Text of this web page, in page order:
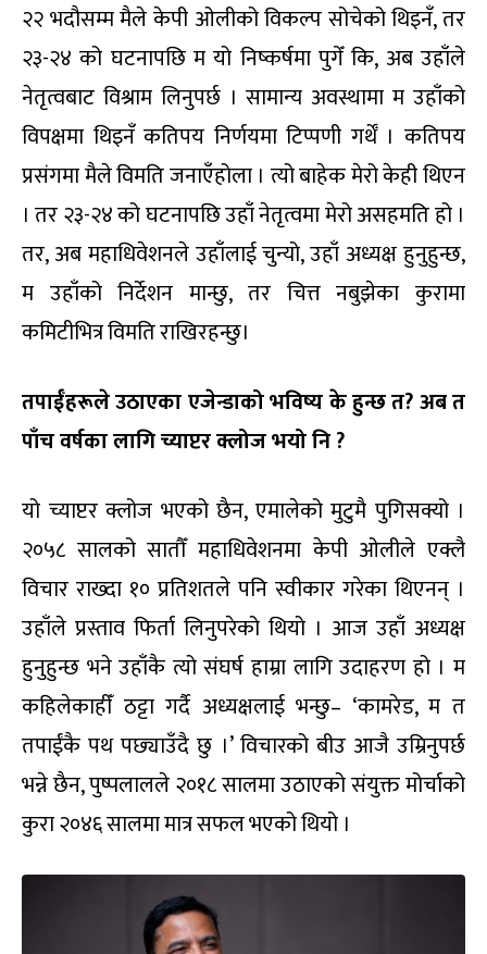
२२ भदौसम्म मैले केपी ओलीको विकल्प सोचेको थिइनँ, तर
२३-२४ को घटनापछि म यो निष्कर्षमा पुगेँ कि, अब उहाँले
नेतृत्वबाट विश्राम लिनुपर्छ । सामान्य अवस्थामा म उहाँको
विपक्षमा थिइनँ कतिपय निर्णयमा टिप्पणी गर्थेँ । कतिपय
प्रसंगमा मैले विमति जनाएँहोला । त्यो बाहेक मेरो केही थिएन
। तर २३-२४ को घटनापछि उहाँ नेतृत्वमा मेरो असहमति हो ।
तर, अब महाधिवेशनले उहाँलाई चुन्यो, उहाँ अध्यक्ष हुनुहुन्छ,
म उहाँको निर्देशन मान्छु, तर चित्त नबुझेका कुरामा
कमिटीभित्र विमति राखिरहन्छु।
तपाईँहरूले उठाएका एजेन्डाको भविष्य के हुन्छ त? अब त
पाँच वर्षका लागि च्याप्टर क्लोज भयो नि ?
यो च्याप्टर क्लोज भएको छैन, एमालेको मुटुमै पुगिसक्यो ।
२०५८ सालको सातौँ महाधिवेशनमा केपी ओलीले एक्लै
विचार राख्दा १० प्रतिशतले पनि स्वीकार गरेका थिएनन् ।
उहाँले प्रस्ताव फिर्ता लिनुपरेको थियो । आज उहाँ अध्यक्ष
हुनुहुन्छ भने उहाँकै त्यो संघर्ष हाम्रा लागि उदाहरण हो । म
कहिलेकाहीँ ठट्टा गर्दै अध्यक्षलाई भन्छु– ‘कामरेड, म त
तपाईंकै पथ पछ्याउँदै छु ।’ विचारको बीउ आजै उम्रिनुपर्छ
भन्ने छैन, पुष्पलालले २०१८ सालमा उठाएको संयुक्त मोर्चाको
कुरा २०४६ सालमा मात्र सफल भएको थियो ।